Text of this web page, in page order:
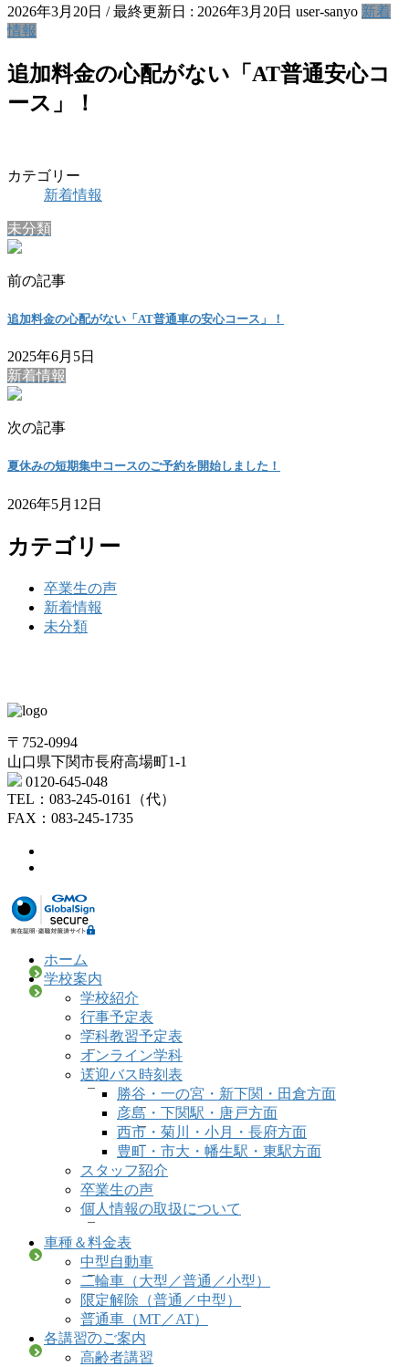
2026年3月20日 / 最終更新日 : 2026年3月20日 user-sanyo 新着
情報
追加料金の心配がない「AT普通安心コ
ース」！
カテゴリー
新着情報
未分類
前の記事
追加料金の心配がない「AT普通車の安心コース」！
2025年6月5日
新着情報
次の記事
夏休みの短期集中コースのご予約を開始しました！
2026年5月12日
カテゴリー
卒業生の声
新着情報
未分類
〒752-0994
山口県下関市長府高場町1-1
0120-645-048
TEL：083-245-0161（代）
FAX：083-245-1735
ホーム
学校案内
学校紹介
行事予定表
学科教習予定表
オンライン学科
送迎バス時刻表
勝谷・一の宮・新下関・田倉方面
彦島・下関駅・唐戸方面
西市・菊川・小月・長府方面
豊町・市大・幡生駅・東駅方面
スタッフ紹介
卒業生の声
個人情報の取扱について
車種＆料金表
中型自動車
二輪車（大型／普通／小型）
限定解除（普通／中型）
普通車（MT／AT）
各講習のご案内
高齢者講習